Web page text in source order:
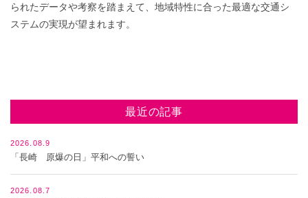
られたデータや考察を踏まえて、地域特性に合った最適な交通シ
ステムの実現が望まれます。
最近の記事
2026.08.9
「長崎 原爆の日」平和への誓い
2026.08.7